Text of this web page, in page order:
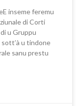
inseme feremu
di Corti
u Gruppu
sott’à u tindone
sanu prestu